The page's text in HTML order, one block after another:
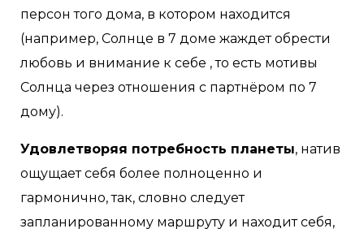
персон того дома, в котором находится
(например, Солнце в 7 доме жаждет обрести
любовь и внимание к себе , то есть мотивы
Солнца через отношения с партнёром по 7
дому). ⠀
Удовлетворяя потребность планеты, натив
ощущает себя более полноценно и
гармонично, так, словно следует
запланированному маршруту и находит себя,